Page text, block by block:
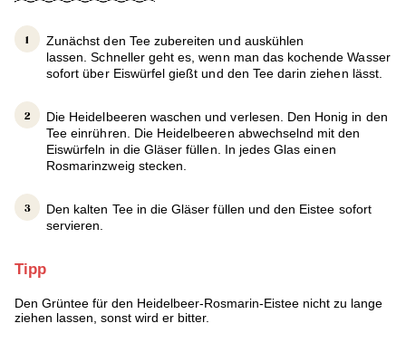
Zunächst den Tee zubereiten und auskühlen
lassen. Schneller geht es, wenn man das kochende Wasser
sofort über Eiswürfel gießt und den Tee darin ziehen lässt.
Die Heidelbeeren waschen und verlesen. Den Honig in den
Tee einrühren. Die Heidelbeeren abwechselnd mit den
Eiswürfeln in die Gläser füllen. In jedes Glas einen
Rosmarinzweig stecken.
Den kalten Tee in die Gläser füllen und den Eistee sofort
servieren.
Tipp
Den Grüntee für den Heidelbeer-Rosmarin-Eistee nicht zu lange
ziehen lassen, sonst wird er bitter.